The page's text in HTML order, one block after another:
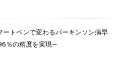
ートペンで変わるパーキンソン病早
％の精度を実現—